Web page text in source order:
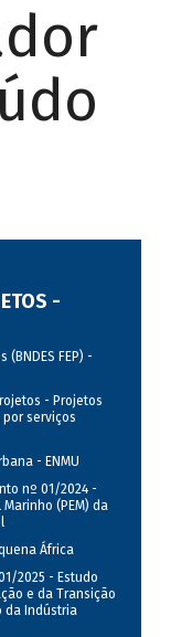
-
FEP) -
- Projetos
serviços
- ENMU
nº 01/2024 -
(PEM) da
África
2025 - Estudo
e da Transição
da Indústria